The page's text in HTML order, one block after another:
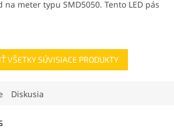
na meter typu SMD5050. Tento LED pás
VŠETKY SÚVISIACE PRODUKTY
Diskusia